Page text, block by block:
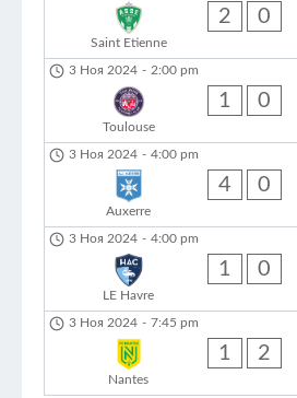
Saint Etienne
2 0
3 Ноя 2024 - 2:00 pm
Toulouse
1 0
3 Ноя 2024 - 4:00 pm
Auxerre
4 0
3 Ноя 2024 - 4:00 pm
LE Havre
1 0
3 Ноя 2024 - 7:45 pm
Nantes
1 2